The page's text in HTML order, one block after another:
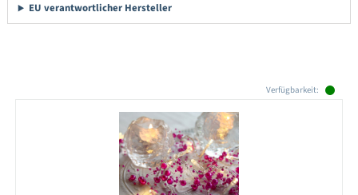
EU verantwortlicher Hersteller
Verfügbarkeit: